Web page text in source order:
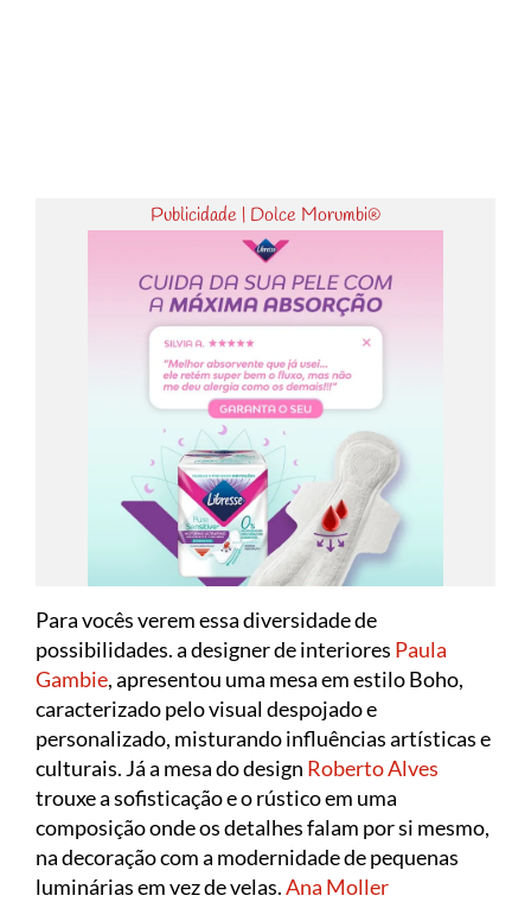
Publicidade | Dolce Morumbi®
Para vocês verem essa diversidade de
possibilidades. a designer de interiores Paula
Gambie, apresentou uma mesa em estilo Boho,
caracterizado pelo visual despojado e
personalizado, misturando influências artísticas e
culturais. Já a mesa do design Roberto Alves
trouxe a sofisticação e o rústico em uma
composição onde os detalhes falam por si mesmo,
na decoração com a modernidade de pequenas
luminárias em vez de velas.Ana Moller